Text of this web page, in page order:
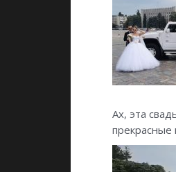
Ах, эта
прекрасные
Видеоплеер